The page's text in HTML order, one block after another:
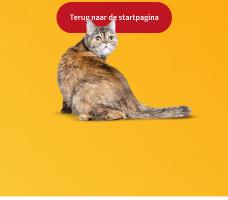
Terug naar de startpagina